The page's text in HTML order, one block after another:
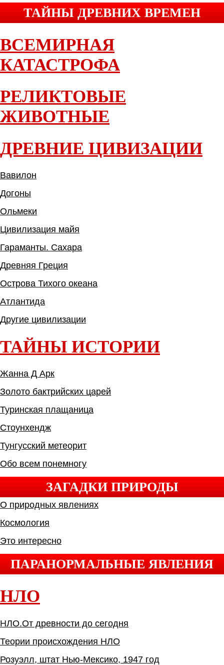
ТАЙНЫ ДРЕВНИХ ВРЕМЕН
ВСЕМИРНАЯ
КАТАСТРОФА
РЕЛИКТОВЫЕ
ЖИВОТНЫЕ
ДРЕВНИЕ ЦИВИЗАЦИИ
Вавилон
Догоны
Ольмеки
Цивилизация майя
Гараманты. Сахара
Древняя Греция
Острова Тихого океана
Атлантида
Другие цивилизации
ТАЙНЫ ИСТОРИИ
Жанна Д Арк
Золото бактрийских царей
Туринская плащаница
Стоунхендж
Тунгусский метеорит
Обо всем понемногу
ЗАГАДКИ ПРИРОДЫ
О природных явлениях
Космология
Это интересно
ПАРАНОРМАЛЬНЫЕ ЯВЛЕНИЯ
НЛО
НЛО.От древности до сегодня
Теории происхождения НЛО
Розуэлл, штат Нью-Мексико, 1947 год